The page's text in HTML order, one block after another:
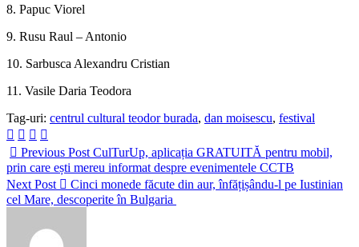
8. Papuc Viorel
9. Rusu Raul – Antonio
10. Sarbusca Alexandru Cristian
11. Vasile Daria Teodora
Tag-uri: centrul cultural teodor burada, dan moisescu, festival
Previous Post CulTurUp, aplicația GRATUITĂ pentru mobil,
prin care ești mereu informat despre evenimentele CCTB
Next Post
Cinci monede făcute din aur, înfățișându-l pe Iustinian
cel Mare, descoperite în Bulgaria